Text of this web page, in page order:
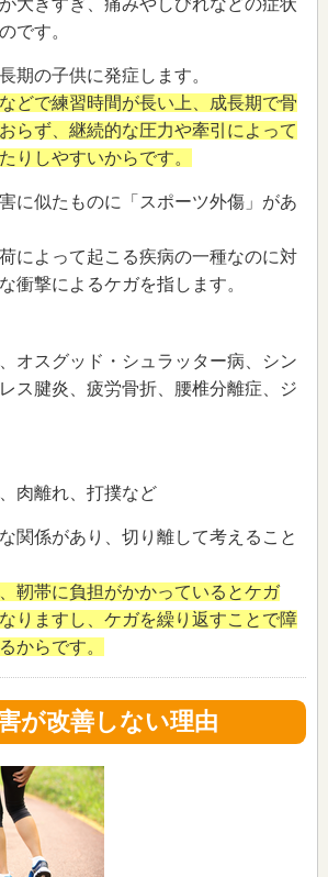
です。
期の子供に発症します。
どで練習時間が長い上、成長期で骨
らず、継続的な圧力や牽引によって
りしやすいからです。
に似たものに「スポーツ外傷」があ
によって起こる疾病の一種なのに対
衝撃によるケガを指します。
オスグッド・シュラッター病、シン
ス腱炎、疲労骨折、腰椎分離症、ジ
肉離れ、打撲など
関係があり、切り離して考えること
靭帯に負担がかかっているとケガ
りますし、ケガを繰り返すことで障
からです。
が改善しない理由